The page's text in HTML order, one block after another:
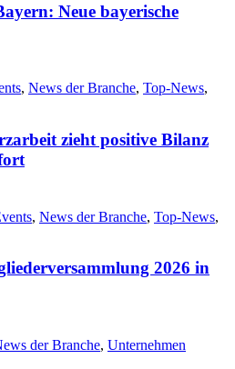
Neue bayerische
, News der Branche, Top-News,
zieht positive Bilanz
, News der Branche, Top-News,
2026 in
der Branche, Unternehmen